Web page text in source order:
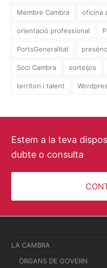
Membre Cambra oficina
orientació professional
PortsGeneralitat
Soci Cambra sorteijos
territori i talent
Estem a la teva
dubte o consulta
LA CAMBRA
ÒRGANS DE GOVERN